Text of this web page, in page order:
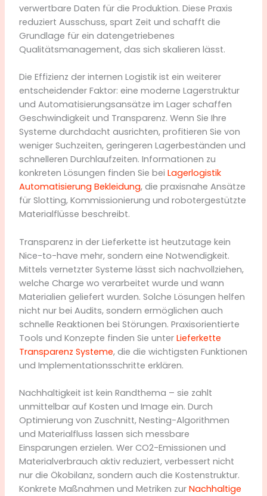
verwertbare Daten für die Produktion. Diese Praxis
reduziert Ausschuss, spart Zeit und schafft die
Grundlage für ein datengetriebenes
Qualitätsmanagement, das sich skalieren lässt.
Die Effizienz der internen Logistik ist ein weiterer
entscheidender Faktor: eine moderne Lagerstruktur
und Automatisierungsansätze im Lager schaffen
Geschwindigkeit und Transparenz. Wenn Sie Ihre
Systeme durchdacht ausrichten, profitieren Sie von
weniger Suchzeiten, geringeren Lagerbeständen und
schnelleren Durchlaufzeiten. Informationen zu
konkreten Lösungen finden Sie bei Lagerlogistik
Automatisierung Bekleidung, die praxisnahe Ansätze
für Slotting, Kommissionierung und robotergestützte
Materialflüsse beschreibt.
Transparenz in der Lieferkette ist heutzutage kein
Nice-to-have mehr, sondern eine Notwendigkeit.
Mittels vernetzter Systeme lässt sich nachvollziehen,
welche Charge wo verarbeitet wurde und wann
Materialien geliefert wurden. Solche Lösungen helfen
nicht nur bei Audits, sondern ermöglichen auch
schnelle Reaktionen bei Störungen. Praxisorientierte
Tools und Konzepte finden Sie unter Lieferkette
Transparenz Systeme, die die wichtigsten Funktionen
und Implementationsschritte erklären.
Nachhaltigkeit ist kein Randthema – sie zahlt
unmittelbar auf Kosten und Image ein. Durch
Optimierung von Zuschnitt, Nesting-Algorithmen
und Materialfluss lassen sich messbare
Einsparungen erzielen. Wer CO2-Emissionen und
Materialverbrauch aktiv reduziert, verbessert nicht
nur die Ökobilanz, sondern auch die Kostenstruktur.
Konkrete Maßnahmen und Metriken zur Nachhaltige